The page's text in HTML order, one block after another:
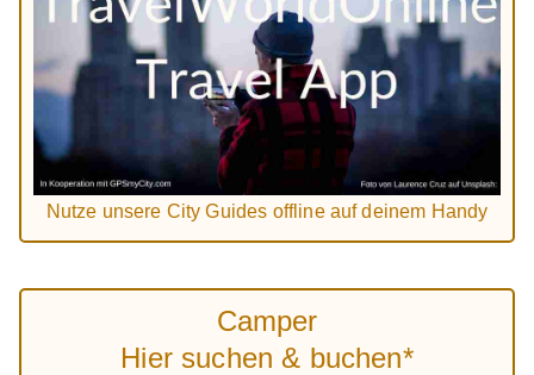
Nutze unsere City Guides offline auf deinem Handy
Camper
Hier suchen & buchen*